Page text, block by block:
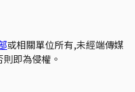
或相關單位所有,未經端傳媒
即為侵權。